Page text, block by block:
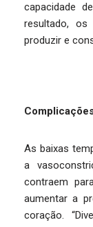
capacidade
resultado, os
produzir e
As baixas
a
contraem
aumentar a
coração.